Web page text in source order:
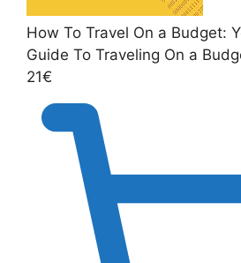
How To Travel On a Budget:
Guide To Traveling On a
21€